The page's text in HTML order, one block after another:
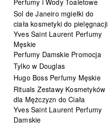
Sol de Janeiro mgiełki do
ciała kosmetyki do pielęgnacji
Yves Saint Laurent Perfumy
Męskie
Perfumy Damskie Promocja
Tylko w Douglas
Hugo Boss Perfumy Męskie
Rituals Zestawy Kosmetyków
dla Mężczyzn do Ciała
Yves Saint Laurent Perfumy
Damskie